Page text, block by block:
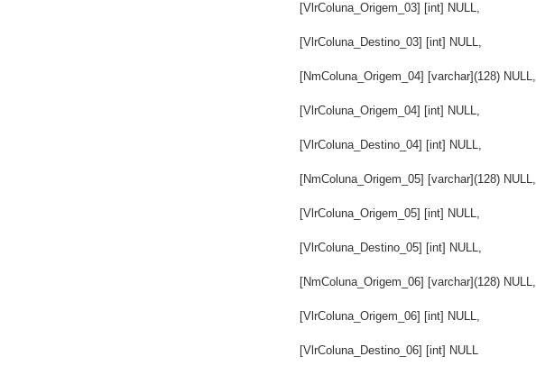
		    [VlrColuna_Origem_03] [int] NULL,
		    [VlrColuna_Destino_03] [int] NULL,
		    [NmColuna_Origem_04] [varchar](128) NULL,
		    [VlrColuna_Origem_04] [int] NULL,
		    [VlrColuna_Destino_04] [int] NULL,
		    [NmColuna_Origem_05] [varchar](128) NULL,
		    [VlrColuna_Origem_05] [int] NULL,
		    [VlrColuna_Destino_05] [int] NULL,
		    [NmColuna_Origem_06] [varchar](128) NULL,
		    [VlrColuna_Origem_06] [int] NULL,
		    [VlrColuna_Destino_06] [int] NULL